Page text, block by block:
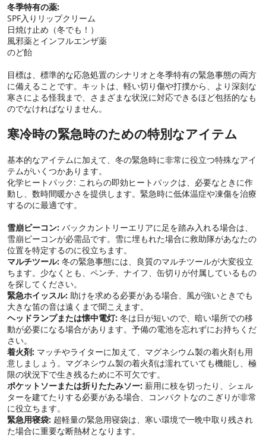
冬季特有の薬:
SPF入りリップクリーム
日焼け止め（冬でも！）
風邪薬とインフルエンザ薬
のど飴
目標は、標準的な応急処置のシナリオと冬季特有の緊急事態の両方
に備えることです。キットは、軽い切り傷や打撲から、より深刻な
寒さによる怪我まで、さまざまな状況に対応できるほど包括的なも
のでなければなりません。
寒冷時の緊急時のための特別なアイテム
基本的なアイテムに加えて、冬の緊急時に非常に役立つ特殊なアイ
テムがいくつかあります。
化学ヒートパック: これらの即効ヒートパックは、必要なときに作
動し、数時間暖かさを提供します。緊急時に低体温症や凍傷を治療
するのに最適です。
雪崩ビーコン: バックカントリーエリアに足を踏み入れる場合は、
雪崩ビーコンが必需品です。雪に埋もれた場合に救助隊があなたの
位置を特定するのに役立ちます。
マルチツール: 冬の緊急事態には、良質のマルチツールが大変役立
ちます。少なくとも、ペンチ、ナイフ、缶切りが付属しているもの
を探してください。
緊急ホイッスル: 助けを求める必要がある場合、風が強いときでも
大きな笛の音は遠くまで聞こえます。
ヘッドランプまたは懐中電灯: 冬は日が短いので、暗い場所での移
動が必要になる場合があります。予備の電池を忘れずにお持ちくだ
さい。
着火剤: マッチやライターに加えて、マグネシウム製の着火剤も用
意しましょう。マグネシウム製の着火剤は濡れていても機能し、極
限の状況下で生き残るために不可欠です。
ポケットソーまたは折りたたみソー: 薪用に枝を切ったり、シェル
ターを建てたりする必要がある場合、コンパクトなのこぎりが非常
に役立ちます。
緊急用寝袋: 超軽量の緊急用寝袋は、寒い環境で一晩中取り残され
た場合に重要な断熱材となります。